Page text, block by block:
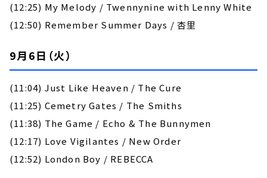
(12:25) My Melody / Twennynine with Lenny White
(12:50) Remember Summer Days / 杏里
9月6日（火）
(11:04) Just Like Heaven / The Cure
(11:25) Cemetry Gates / The Smiths
(11:38) The Game / Echo & The Bunnymen
(12:17) Love Vigilantes / New Order
(12:52) London Boy / REBECCA